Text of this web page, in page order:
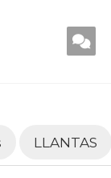
LLANTAS